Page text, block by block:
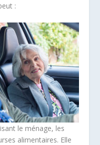
:
le ménage, les
alimentaires. Elle